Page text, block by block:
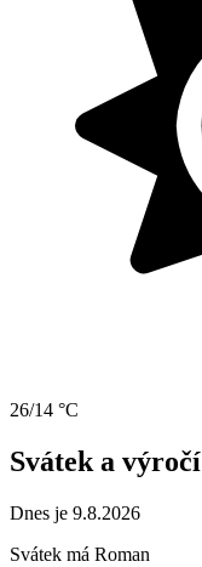
26/14 °C
Svátek a výročí
Dnes je 9.8.2026
Svátek má Roman